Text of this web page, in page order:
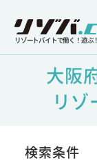
リゾートバイトで働く！遊ぶ
大阪
リ
検索条件